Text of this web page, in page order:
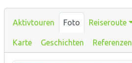
Aktivtouren Foto Reiseroute
Karte Geschichten Referenzen